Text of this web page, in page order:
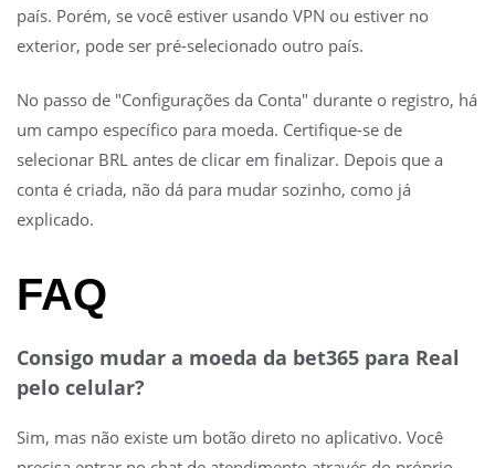
país. Porém, se você estiver usando VPN ou estiver no
exterior, pode ser pré-selecionado outro país.
No passo de "Configurações da Conta" durante o registro, há
um campo específico para moeda. Certifique-se de
selecionar BRL antes de clicar em finalizar. Depois que a
conta é criada, não dá para mudar sozinho, como já
explicado.
FAQ
Consigo mudar a moeda da bet365 para Real
pelo celular?
Sim, mas não existe um botão direto no aplicativo. Você